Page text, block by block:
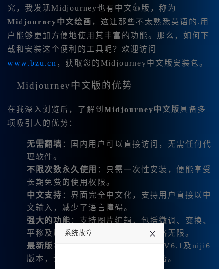
究，我发现Midjourney也有中文👍版，称为
Midjourney中文绘画 ，这让那些不太熟悉英语的.用
户能够更加方便地使用其丰富的功能。那么，如何下
载和安装这个便利的工具呢？欢迎访问
www.bzu.cn ，获取您的Midjourney中文版安装包。
Midjourney中文版的优势
在我深入浏览后，了解到 Midjourney中文版具备多
项吸引人的优势：
无需翻墙 ：国内用户可以直接访问，无需任何代
理软件。
不限次数永久使用 ：只需一次性安装，便能享受
长期免费的使用权限。
中文支持 ：界面完全中文化，支持用户直接以中
文输入，减少了语言障碍。
强大的功能 ：支持图片编辑，包括微调、变换、
平移及局部重绘等，功能多样，思路无限。
最新版本支持
：覆盖了Midjourney V6.1及niji6
版本，让用户始终保持在技术的前沿。
系统故障